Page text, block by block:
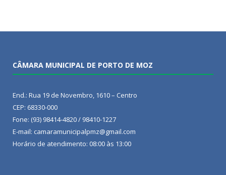
CÂMARA MUNICIPAL DE PORTO DE MOZ
End.: Rua 19 de Novembro, 1610 – Centro
CEP: 68330-000
Fone: (93) 98414-4820 / 98410-1227
E-mail: camaramunicipalpmz@gmail.com
Horário de atendimento: 08:00 às 13:00